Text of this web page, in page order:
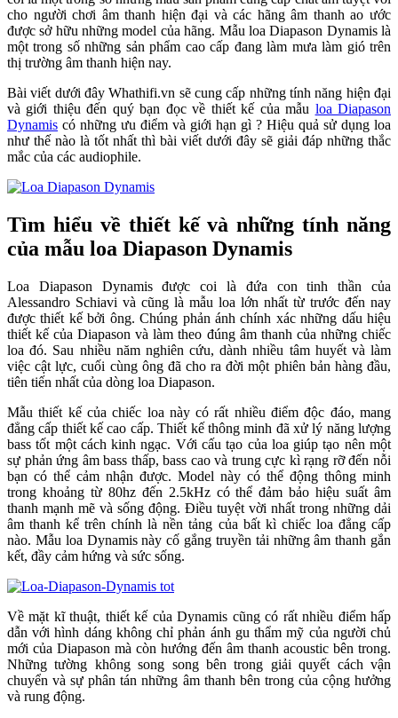
cho người chơi âm thanh hiện đại và các hãng âm thanh ao ước
được sở hữu những model của hãng. Mẫu loa Diapason Dynamis là
một trong số những sản phẩm cao cấp đang làm mưa làm gió trên
thị trường âm thanh hiện nay.
Bài viết dưới đây Whathifi.vn sẽ cung cấp những tính năng hiện đại
và giới thiệu đến quý bạn đọc về thiết kế của mẫu loa Diapason
Dynamis có những ưu điểm và giới hạn gì ? Hiệu quả sử dụng loa
như thế nào là tốt nhất thì bài viết dưới đây sẽ giải đáp những thắc
mắc của các audiophile.
Tìm hiểu về thiết kế và những tính năng
của mẫu loa Diapason Dynamis
Loa Diapason Dynamis được coi là đứa con tinh thần của
Alessandro Schiavi và cũng là mẫu loa lớn nhất từ trước đến nay
được thiết kế bởi ông. Chúng phản ánh chính xác những dấu hiệu
thiết kế của Diapason và làm theo đúng âm thanh của những chiếc
loa đó. Sau nhiều năm nghiên cứu, dành nhiều tâm huyết và làm
việc cật lực, cuối cùng ông đã cho ra đời một phiên bản hàng đầu,
tiên tiến nhất của dòng loa Diapason.
Mẫu thiết kế của chiếc loa này có rất nhiều điểm độc đáo, mang
đẳng cấp thiết kế cao cấp. Thiết kế thông minh đã xử lý năng lượng
bass tốt một cách kinh ngạc. Với cấu tạo của loa giúp tạo nên một
sự phản ứng âm bass thấp, bass cao và trung cực kì rạng rỡ đến nỗi
bạn có thể cảm nhận được. Model này có thể động thông minh
trong khoảng từ 80hz đến 2.5kHz có thể đảm bảo hiệu suất âm
thanh mạnh mẽ và sống động. Điều tuyệt vời nhất trong những dải
âm thanh kể trên chính là nền tảng của bất kì chiếc loa đẳng cấp
nào. Mẫu loa Dynamis này cố gắng truyền tải những âm thanh gắn
kết, đầy cảm hứng và sức sống.
Về mặt kĩ thuật, thiết kế của Dynamis cũng có rất nhiều điểm hấp
dẫn với hình dáng không chỉ phản ánh gu thẩm mỹ của người chủ
mới của Diapason mà còn hướng đến âm thanh acoustic bên trong.
Những tường không song song bên trong giải quyết cách vận
chuyển và sự phân tán những âm thanh bên trong của cộng hưởng
và rung động.